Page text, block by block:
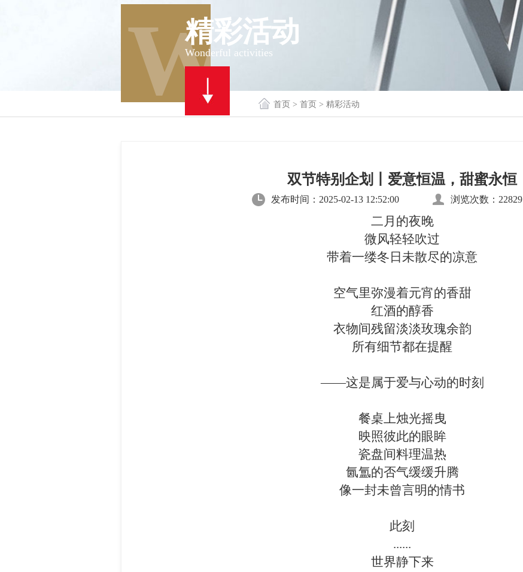
W精彩活动
Wonderful activities
首页 > 首页 > 精彩活动
双节特别企划丨爱意恒温，甜蜜永恒
发布时间：2025-02-13 12:52:00 浏览次数：22829
二月的夜晚
微风轻轻吹过
带着一缕冬日未散尽的凉意
空气里弥漫着元宵的香甜
红酒的醇香
衣物间残留淡淡玫瑰余韵
所有细节都在提醒
——这是属于爱与心动的时刻
餐桌上烛光摇曳
映照彼此的眼眸
瓷盘间料理温热
氤氲的否气缓缓升腾
像一封未曾言明的情书
此刻
......
世界静下来